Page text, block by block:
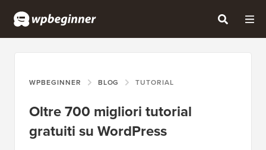
WPBEGINNER BLOG TUTORIAL
Oltre 700 migliori tutorial
gratuiti su WordPress